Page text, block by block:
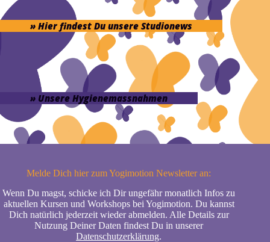
» Hier findest Du unsere Studionews
» Unsere Hygienemassnahmen
Melde Dich hier zum Yogimotion Newsletter an:
Wenn Du magst, schicke ich Dir ungefähr monatlich Infos zu
aktuellen Kursen und Workshops bei Yogimotion. Du kannst
Dich natürlich jederzeit wieder abmelden. Alle Details zur
Nutzung Deiner Daten findest Du in unserer
Datenschutzerklärung.